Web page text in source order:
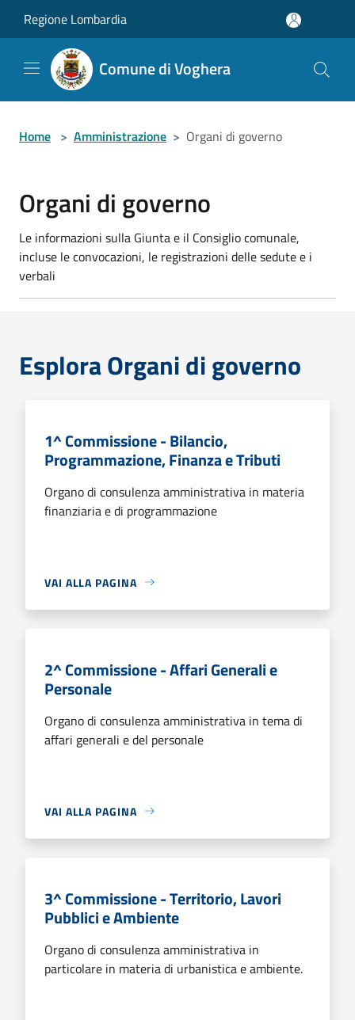
Regione Lombardia
Comune di Voghera
Home > Amministrazione > Organi di governo
Organi di governo
Le informazioni sulla Giunta e il Consiglio comunale,
incluse le convocazioni, le registrazioni delle sedute e i
verbali
Esplora Organi di governo
1^ Commissione - Bilancio,
Programmazione, Finanza e Tributi
Organo di consulenza amministrativa in materia
finanziaria e di programmazione
VAI ALLA PAGINA
2^ Commissione - Affari Generali e
Personale
Organo di consulenza amministrativa in tema di
affari generali e del personale
VAI ALLA PAGINA
3^ Commissione - Territorio, Lavori
Pubblici e Ambiente
Organo di consulenza amministrativa in
particolare in materia di urbanistica e ambiente.